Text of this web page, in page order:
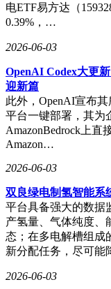
电ETF易方达（
0.39%，…
2026-06-03
OpenAI Codex大更
迎新篇
此外，OpenAI宣布
平台一键部署，其为
AmazonBedrock上直
Amazon…
2026-06-03
双良绿电制氢智能系
平台具备强大的数据
产氢量、气体纯度、
态；在多电解槽组成
新分配任务，尽可
2026-06-03